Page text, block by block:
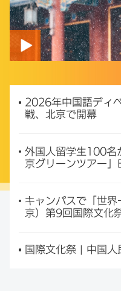
2026年中国語ディ
戦、北京で開幕
外国人留学生100名
京グリーンツアー
キャンパスで「世
京）第9回国際文化
国際文化祭 | 中国人